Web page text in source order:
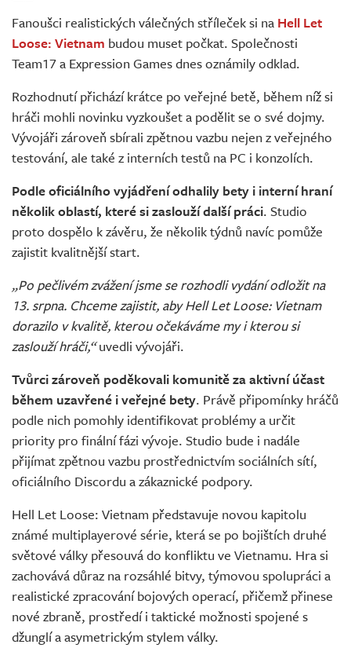
Živě
Fanoušci realistických válečných stříleček si na Hell Let
Loose: Vietnam budou muset počkat. Společnosti
Team17 a Expression Games dnes oznámily odklad.
Rozhodnutí přichází krátce po veřejné betě, během níž si
hráči mohli novinku vyzkoušet a podělit se o své dojmy.
Vývojáři zároveň sbírali zpětnou vazbu nejen z veřejného
testování, ale také z interních testů na PC i konzolích.
Podle oficiálního vyjádření odhalily bety i interní hraní
několik oblastí, které si zaslouží další práci. Studio
proto dospělo k závěru, že několik týdnů navíc pomůže
zajistit kvalitnější start.
„Po pečlivém zvážení jsme se rozhodli vydání odložit na
13. srpna. Chceme zajistit, aby Hell Let Loose: Vietnam
dorazilo v kvalitě, kterou očekáváme my i kterou si
zaslouží hráči,“uvedli vývojáři.
Tvůrci zároveň poděkovali komunitě za aktivní účast
během uzavřené i veřejné bety. Právě připomínky hráčů
podle nich pomohly identifikovat problémy a určit
priority pro finální fázi vývoje. Studio bude i nadále
přijímat zpětnou vazbu prostřednictvím sociálních sítí,
oficiálního Discordu a zákaznické podpory.
Hell Let Loose: Vietnam představuje novou kapitolu
známé multiplayerové série, která se po bojištích druhé
světové války přesouvá do konfliktu ve Vietnamu. Hra si
zachovává důraz na rozsáhlé bitvy, týmovou spolupráci a
realistické zpracování bojových operací, přičemž přinese
nové zbraně, prostředí i taktické možnosti spojené s
džunglí a asymetrickým stylem války.